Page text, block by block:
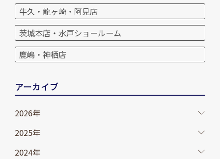
牛久・龍ヶ崎・阿見店
茨城本店・水戸ショールーム
鹿嶋・神栖店
アーカイブ
2026年
2025年
2024年